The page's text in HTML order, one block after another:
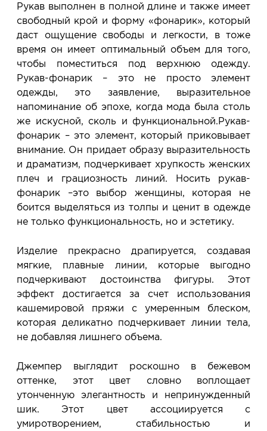
Рукав выполнен в полной длине и также имеет
свободный крой и форму «фонарик», который
даст ощущение свободы и легкости, в тоже
время он имеет оптимальный объем для того,
чтобы поместиться под верхнюю одежду.
Рукав-фонарик – это не просто элемент
одежды, это заявление, выразительное
напоминание об эпохе, когда мода была столь
же искусной, сколь и функциональной.Рукав-
фонарик – это элемент, который приковывает
внимание. Он придает образу выразительность
и драматизм, подчеркивает хрупкость женских
плеч и грациозность линий. Носить рукав-
фонарик –это выбор женщины, которая не
боится выделяться из толпы и ценит в одежде
не только функциональность, но и эстетику.
Изделие прекрасно драпируется, создавая
мягкие, плавные линии, которые выгодно
подчеркивают достоинства фигуры. Этот
эффект достигается за счет использования
кашемировой пряжи с умеренным блеском,
которая деликатно подчеркивает линии тела,
не добавляя лишнего объема.
Джемпер выглядит роскошно в бежевом
оттенке, этот цвет словно воплощает
утонченную элегантность и непринужденный
шик. Этот цвет ассоциируется с
умиротворением, стабильностью и